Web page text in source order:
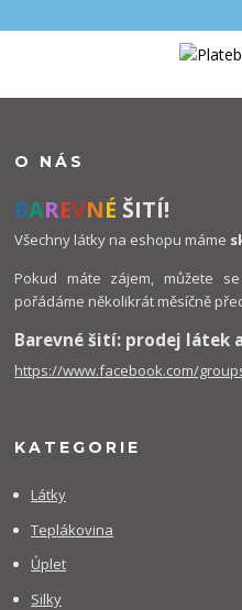
O NÁS
BAREVNÉ ŠITÍ!
Všechny látky na eshopu máme
Pokud máte zájem, můžete
pořádáme několikrát měsíčně
Barevné šití: prodej látek
https://www.facebook.com/
KATEGORIE
Látky
Teplákovina
Úplet
Silky